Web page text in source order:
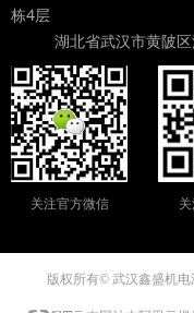
栋4层
湖北省武汉市黄陂区
关注官方微信
版权所有© 武汉鑫盛机